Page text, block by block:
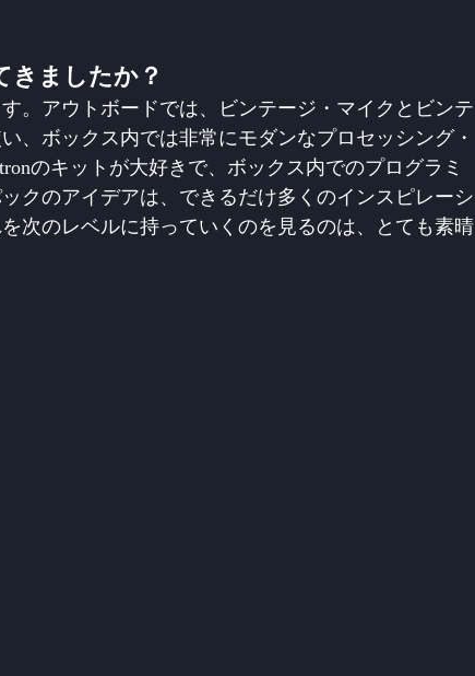
きましたか？
。アウトボードでは、ビンテージ・マイクとビンテ
、ボックス内では非常にモダンなプロセッシング・
のキットが大好きで、ボックス内でのプログラミ
クのアイデアは、できるだけ多くのインスピレーシ
次のレベルに持っていくのを見るのは、とても素晴